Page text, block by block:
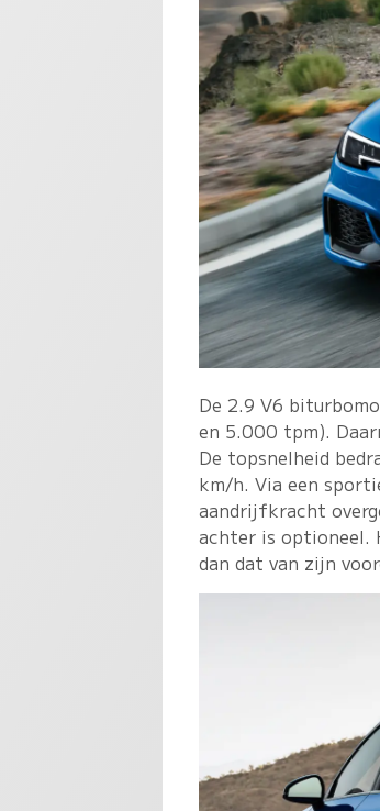
De 2.9 V6
en 5.000 tpm).
De topsnelheid
km/h. Via een
aandrijfkracht
achter is optioneel.
dan dat van zijn